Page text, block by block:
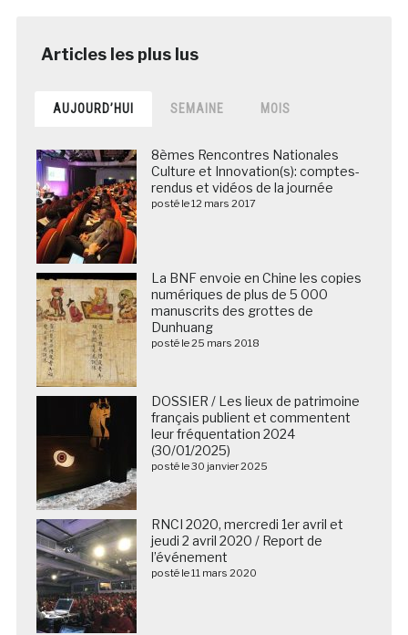
AUJOURD’HUI SEMAINE MOIS
8èmes Rencontres Nationales
Culture et Innovation(s): comptes-
rendus et vidéos de la journée
posté le 12 mars 2017
La BNF envoie en Chine les copies
numériques de plus de 5 000
manuscrits des grottes de
Dunhuang
posté le 25 mars 2018
DOSSIER / Les lieux de patrimoine
français publient et commentent
leur fréquentation 2024
(30/01/2025)
posté le 30 janvier 2025
RNCI 2020, mercredi 1er avril et
jeudi 2 avril 2020 / Report de
l’événement
posté le 11 mars 2020